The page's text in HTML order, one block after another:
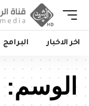
اخر الاخبار البرامج
الوسم: